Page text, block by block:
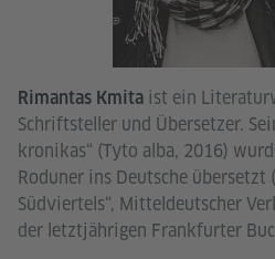
Rimantas Kmita ist ein
Schriftsteller und Übersetzer.
kronikas“ (Tyto alba, 2016)
Roduner ins Deutsche übersetzt
Südviertels“, Mitteldeutscher
der letztjährigen Frankfurter